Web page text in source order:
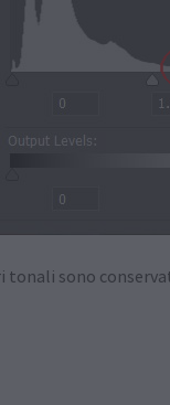
tonali sono